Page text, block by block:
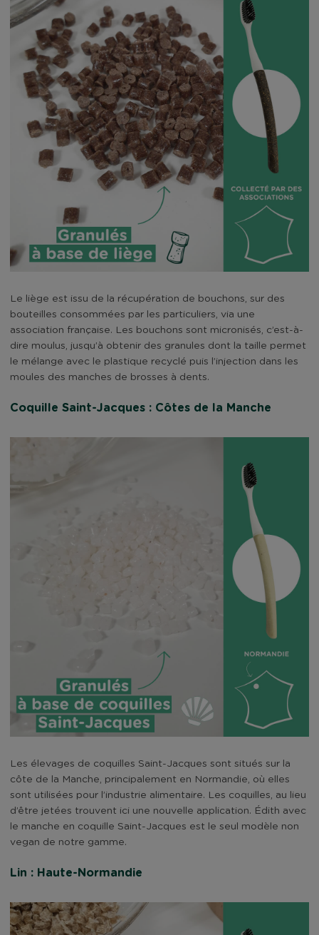
Le liège est issu de la récupération de bouchons, sur des
bouteilles consommées par les particuliers, via une
association française. Les bouchons sont micronisés, c’est-à-
dire moulus, jusqu’à obtenir des granules dont la taille permet
le mélange avec le plastique recyclé puis l’injection dans les
moules des manches de brosses à dents.
Coquille Saint-Jacques : Côtes de la Manche
Les élevages de coquilles Saint-Jacques sont situés sur la
côte de la Manche, principalement en Normandie, où elles
sont utilisées pour l’industrie alimentaire. Les coquilles, au lieu
d’être jetées trouvent ici une nouvelle application. Édith avec
le manche en coquille Saint-Jacques est le seul modèle non
vegan de notre gamme.
Lin : Haute-Normandie